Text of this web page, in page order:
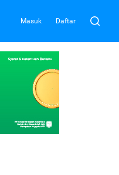
Masuk Daftar